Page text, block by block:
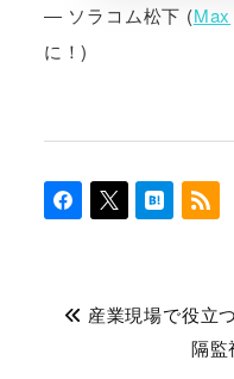
― ソラコム松下 (Max
に！)
産業現場で役立
隔